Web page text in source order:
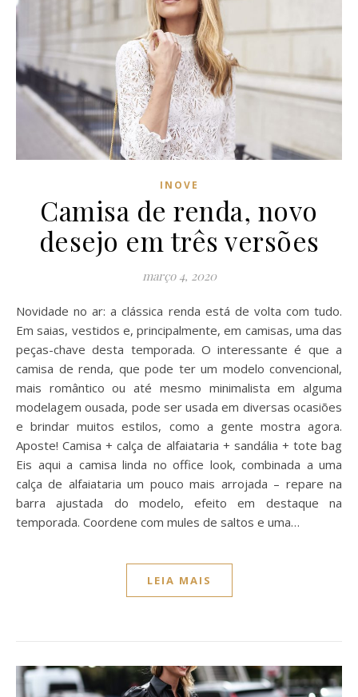
INOVE
Camisa de renda, novo
desejo em três versões
março 4, 2020
Novidade no ar: a clássica renda está de volta com tudo.
Em saias, vestidos e, principalmente, em camisas, uma das
peças-chave desta temporada. O interessante é que a
camisa de renda, que pode ter um modelo convencional,
mais romântico ou até mesmo minimalista em alguma
modelagem ousada, pode ser usada em diversas ocasiões
e brindar muitos estilos, como a gente mostra agora.
Aposte! Camisa + calça de alfaiataria + sandália + tote bag
Eis aqui a camisa linda no office look, combinada a uma
calça de alfaiataria um pouco mais arrojada – repare na
barra ajustada do modelo, efeito em destaque na
temporada. Coordene com mules de saltos e uma…
LEIA MAIS